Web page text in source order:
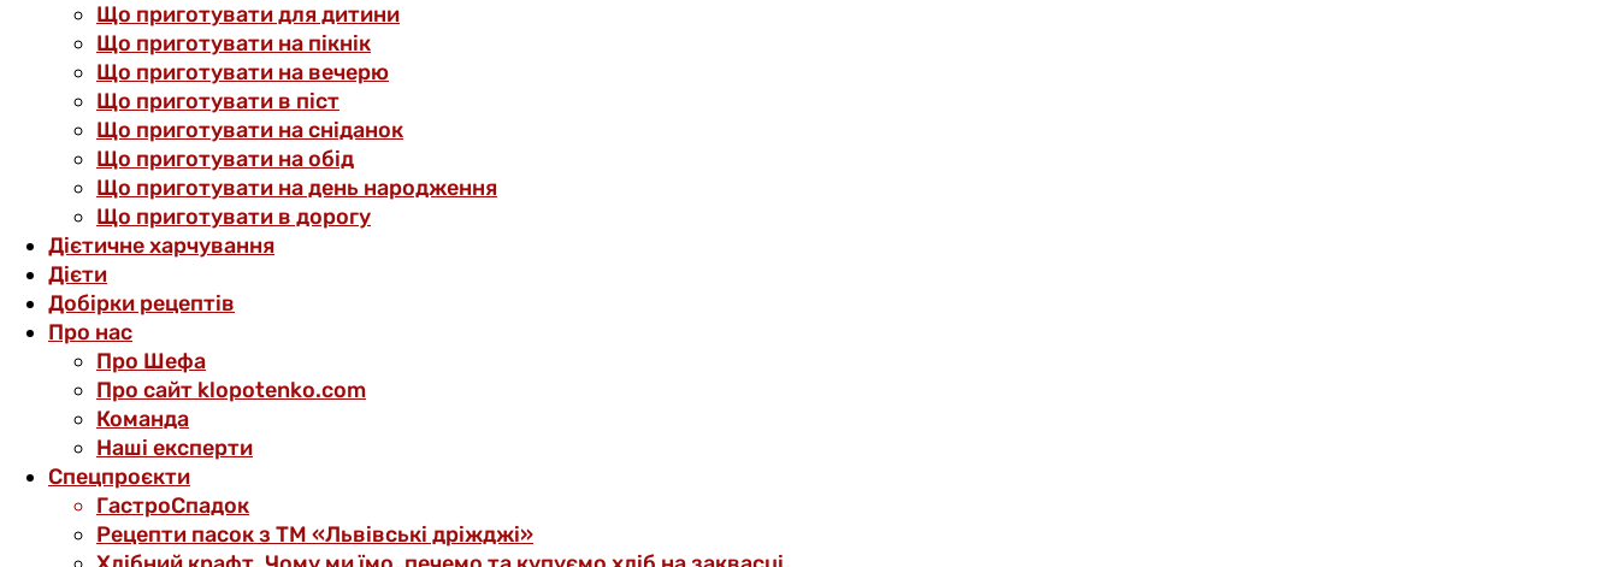
Що приготувати для дитини
Що приготувати на пікнік
Що приготувати на вечерю
Що приготувати в піст
Що приготувати на сніданок
Що приготувати на обід
Що приготувати на день народження
Що приготувати в дорогу
Дієтичне харчування
Дієти
Добірки рецептів
Про нас
Про Шефа
Про сайт klopotenko.com
Команда
Наші експерти
Спецпроєкти
ГастроСпадок
Рецепти пасок з ТМ «Львівські дріжджі»